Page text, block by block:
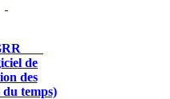
de
des
temps)